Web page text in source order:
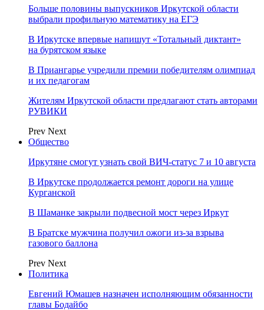
Больше половины выпускников Иркутской области
выбрали профильную математику на ЕГЭ
В Иркутске впервые напишут «Тотальный диктант»
на бурятском языке
В Приангарье учредили премии победителям олимпиад
и их педагогам
Жителям Иркутской области предлагают стать авторами
РУВИКИ
Prev Next
Общество
Иркутяне смогут узнать свой ВИЧ-статус 7 и 10 августа
В Иркутске продолжается ремонт дороги на улице
Курганской
В Шаманке закрыли подвесной мост через Иркут
В Братске мужчина получил ожоги из-за взрыва
газового баллона
Prev Next
Политика
Евгений Юмашев назначен исполняющим обязанности
главы Бодайбо